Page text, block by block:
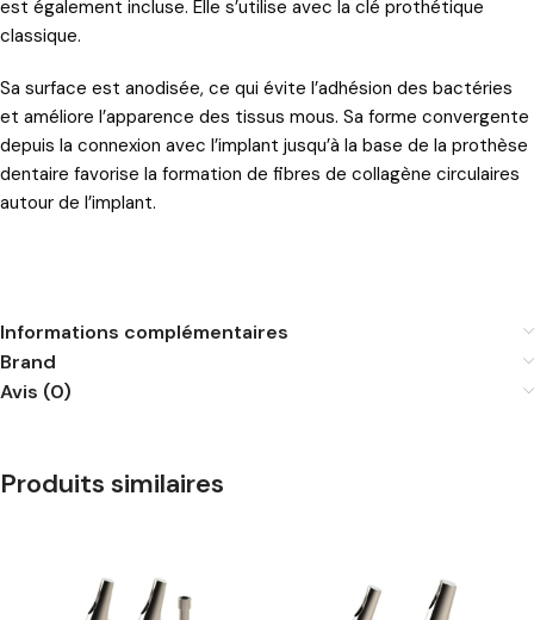
est également incluse. Elle s’utilise avec la clé prothétique
classique.
Sa surface est anodisée, ce qui évite l’adhésion des bactéries
et améliore l’apparence des tissus mous. Sa forme convergente
depuis la connexion avec l’implant jusqu’à la base de la prothèse
dentaire favorise la formation de fibres de collagène circulaires
autour de l’implant.
Informations complémentaires
Brand
Avis (0)
Produits similaires